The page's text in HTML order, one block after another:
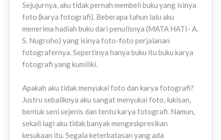
Sejujurnya, aku tidak pernah membeli buku yang isinya
foto (karya fotografi). Beberapa tahun lalu aku
menerima hadiah buku dari penulisnya (MATA HATI- A.
S. Nugroho) yang isinya foto-foto perjalanan
fotografernya. Sepertinya hanya buku itu buku karya
fotografi yang kumiliki.
Apakah aku tidak menyukai foto dan karya fotografi?
Justru sebaliknya aku sangat menyukai foto, lukisan,
bentuk seni sejenis dan tentu karya fotografi. Namun,
sekali lagi aku tidak banyak mengeskpresikan
kesukaan itu. Segala keterbatasan yang ada